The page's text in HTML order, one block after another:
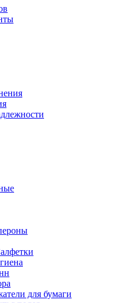
для бумаги